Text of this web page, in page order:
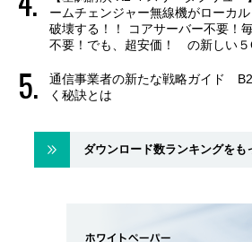
ームチェンジャー無線機がローカ
破壊する！！ コアサーバー不要！
不要！でも、超安価！ の新しい５
通信事業者の新たな戦略ガイド
く秘訣とは
ダウンロード数ランキングをも